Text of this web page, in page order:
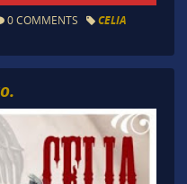
0 COMMENTS
CELIA